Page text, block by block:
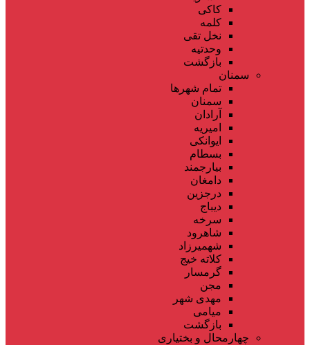
کاکی
کلمه
نخل تقی
وحدتیه
بازگشت
سمنان
تمام شهر‌ها
سمنان
آرادان
امیریه
ایوانکی
بسطام
بیارجمند
دامغان
درجزین
دیباج
سرخه
شاهرود
شهمیرزاد
کلاته خیج
گرمسار
مجن
مهدی شهر
میامی
بازگشت
چهارمحال و بختیاری